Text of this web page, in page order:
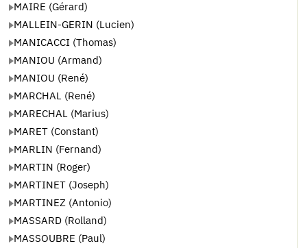
MAIRE (Gérard)
MALLEIN-GERIN (Lucien)
MANICACCI (Thomas)
MANIOU (Armand)
MANIOU (René)
MARCHAL (René)
MARECHAL (Marius)
MARET (Constant)
MARLIN (Fernand)
MARTIN (Roger)
MARTINET (Joseph)
MARTINEZ (Antonio)
MASSARD (Rolland)
MASSOUBRE (Paul)